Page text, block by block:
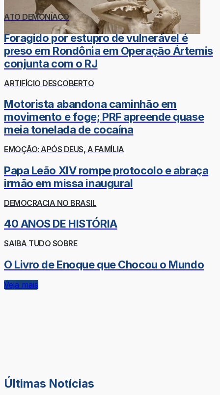
ATO DEMONÍACO
Foragido por estupro de vulnerável é
preso em Rondônia em Operação Ártemis
conjunta com o RJ
ARTIFÍCIO DESCOBERTO
Motorista abandona caminhão em
movimento e foge; PRF apreende quase
meia tonelada de cocaína
EMOÇÃO: APÓS DEUS, A FAMÍLIA
Papa Leão XIV rompe protocolo e abraça
irmão em missa inaugural
DEMOCRACIA NO BRASIL
40 ANOS DE HISTÓRIA
SAIBA TUDO SOBRE
O Livro de Enoque que Chocou o Mundo
Veja mais
Últimas Notícias